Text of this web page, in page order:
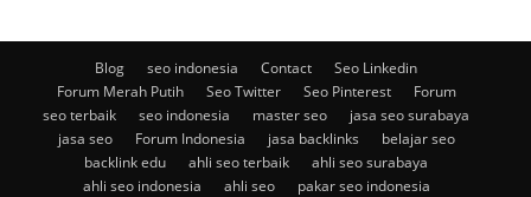
Blog seo indonesia Contact
Seo Linkedin
Forum Merah Putih
Seo Twitter Seo Pinterest
Forum
seo terbaik
seo indonesia master seo
jasa seo surabaya
jasa seo
Forum Indonesia jasa backlinks
belajar seo
backlink edu
ahli seo terbaik
ahli seo surabaya
ahli seo indonesia
ahli seo
pakar seo indonesia